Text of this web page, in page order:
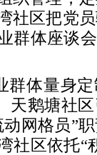
社区把党
群体座谈
群体量身
天鹅塘社
网格员”
社区依托“